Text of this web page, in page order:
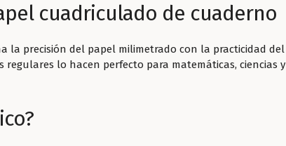
cuadriculado de cuaderno
la precisión del papel milimetrado con la practicidad del
regulares lo hacen perfecto para matemáticas, ciencias y